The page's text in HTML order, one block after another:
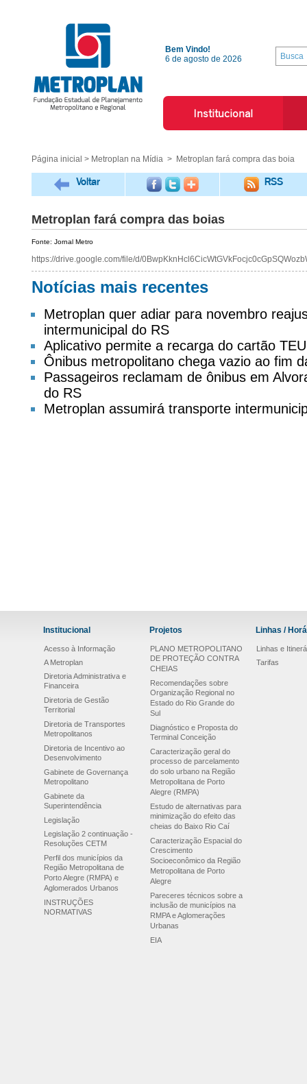
Bem Vindo!
6 de agosto de 2026
Institucional
Página inicial > Metroplan na Mídia > Metroplan fará compra das boia
Voltar RSS
Metroplan fará compra das boias
Fonte: Jornal Metro
https://drive.google.com/file/d/
Notícias mais recentes
Metroplan quer adiar para novembro
intermunicipal do RS
Aplicativo permite a recarga do cartão
Ônibus metropolitano chega vazio ao fim
Passageiros reclamam de ônibus em
do RS
Metroplan assumirá transporte
Institucional
Acesso à Informação
A Metroplan
Diretoria Administrativa e
Financeira
Diretoria de Gestão
Territorial
Diretoria de Transportes
Metropolitanos
Diretoria de Incentivo ao
Desenvolvimento
Gabinete de Governança
Metropolitano
Gabinete da
Superintendência
Legislação
Legislação 2 continuação -
Resoluções CETM
Perfil dos municípios da
Região Metropolitana de
Porto Alegre (RMPA) e
Aglomerados Urbanos
INSTRUÇÕES
NORMATIVAS
Projetos
PLANO METROPOLITANO
DE PROTEÇÃO CONTRA
CHEIAS
Recomendações sobre
Organização Regional no
Estado do Rio Grande do
Sul
Diagnóstico e Proposta do
Terminal Conceição
Caracterização geral do
processo de parcelamento
do solo urbano na Região
Metropolitana de Porto
Alegre (RMPA)
Estudo de alternativas para
minimização do efeito das
cheias do Baixo Rio Caí
Caracterização Espacial do
Crescimento
Socioeconômico da Região
Metropolitana de Porto
Alegre
Pareceres técnicos sobre a
inclusão de municípios na
RMPA e Aglomerações
Urbanas
EIA
Linhas /
Linhas e
Tarifas